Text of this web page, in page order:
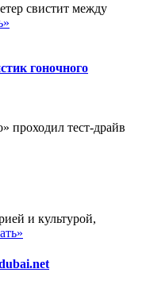
свистит между
гоночного
проходил тест-драйв
и культурой,